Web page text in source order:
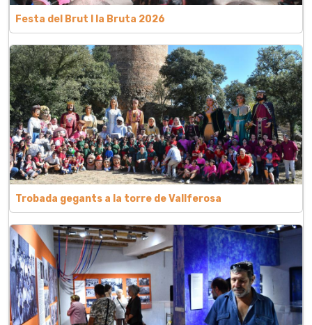
Festa del Brut l la Bruta 2026
Trobada gegants a la torre de Vallferosa